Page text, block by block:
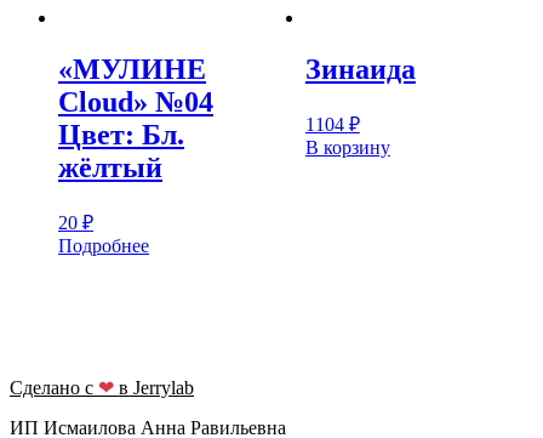
«МУЛИНЕ
Cloud» №04
Цвет: Бл.
жёлтый
20 ₽
Подробнее
Зинаида
1104 ₽
В корзину
Сделано с ❤ в Jerrylab
ИП Исмаилова Анна Равильевна